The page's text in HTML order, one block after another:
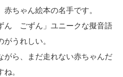
ちゃん絵本の名手です。
ん ごずん」ユニークな擬音語
うれしい。
がら、まだ走れない赤ちゃんだ
。